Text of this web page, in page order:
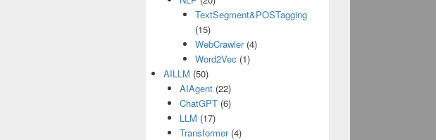
TextSegment&POSTagging
(15)
WebCrawler(4)
Word2Vec (1)
AILLM (50)
AIAgent(22)
ChatGPT(6)
LLM (17)
Transformer(4)